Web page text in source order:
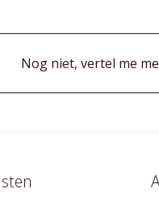
Nog niet, vertel me